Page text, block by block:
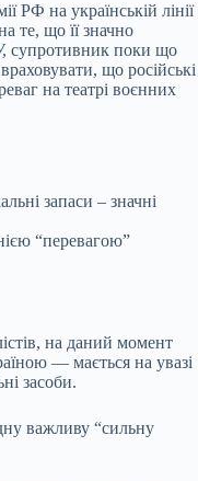
РФ на українській лінії
те, що її значно
супротивник поки що
що російські
на театрі воєнних
запаси – значні
“перевагою”
на даний момент
— мається на увазі
засоби.
важливу “сильну